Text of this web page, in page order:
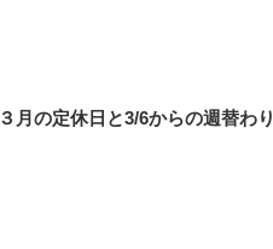
３月の定休日と3/6からの週替わ